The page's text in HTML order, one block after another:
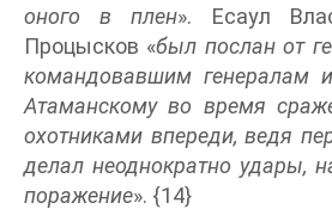
оного в плен». Есаул
Процысков «был послан от
командовавшим генералам
Атаманскому во время
охотниками впереди, ведя
делал неоднократно удары,
поражение». {14}